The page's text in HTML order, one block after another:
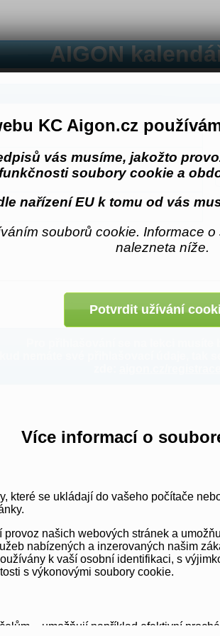
KC Aigon.cz
vás musíme, jakožto
soubory cookie a
nařízení EU k tomu od vás
souborů cookie. Informace
nalezneta níže.
Potvrdit užívání
Více informací o
které se ukládají do vašeho počítače
našich webových stránek a
nabízených a inzerovaných našim
k vaší osobní identifikaci, s
s výkonovými soubory cookie.
– umožňují například efektivní
AIGON